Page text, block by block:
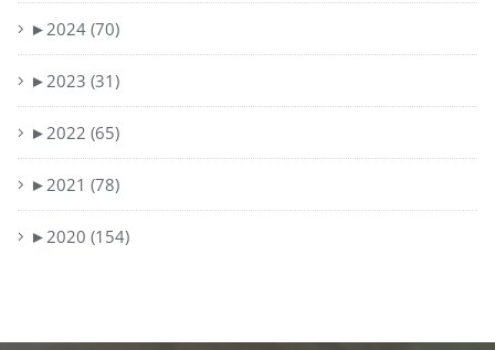
►2024 (70)
►2023 (31)
►2022 (65)
►2021 (78)
►2020 (154)